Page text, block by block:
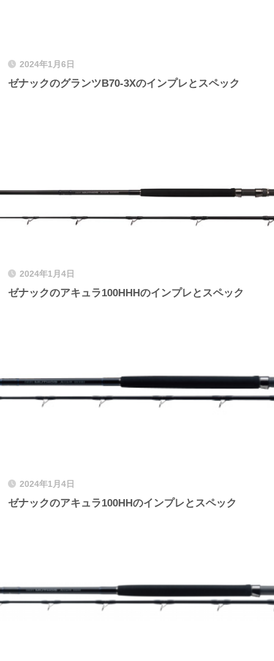
2024年1月6日
ゼナックのグランツB70-3Xのインプレとスペック
2024年1月4日
ゼナックのアキュラ100HHHのインプレとスペック
2024年1月4日
ゼナックのアキュラ100HHのインプレとスペック